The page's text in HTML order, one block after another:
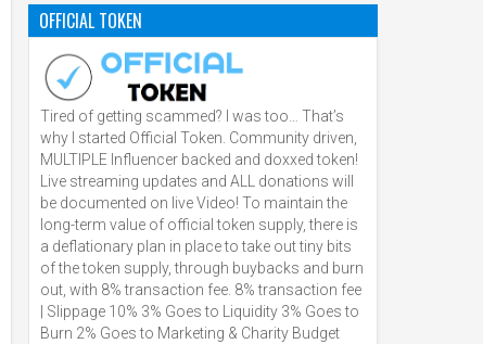
OFFICIAL TOKEN
Tired of getting scammed? I was too… That’s
why I started Official Token. Community driven,
MULTIPLE Influencer backed and doxxed token!
Live streaming updates and ALL donations will
be documented on live Video! To maintain the
long-term value of official token supply, there is
a deflationary plan in place to take out tiny bits
of the token supply, through buybacks and burn
out, with 8% transaction fee. 8% transaction fee
| Slippage 10% 3% Goes to Liquidity 3% Goes to
Burn 2% Goes to Marketing & Charity Budget